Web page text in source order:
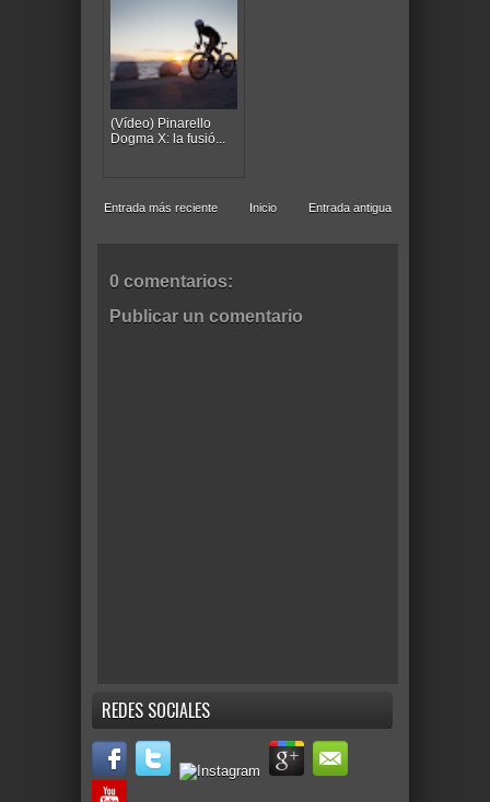
(Vídeo) Pinarello
Dogma X: la fusió...
Entrada más reciente Entrada antigua
Inicio
0 comentarios:
Publicar un comentario
REDES SOCIALES